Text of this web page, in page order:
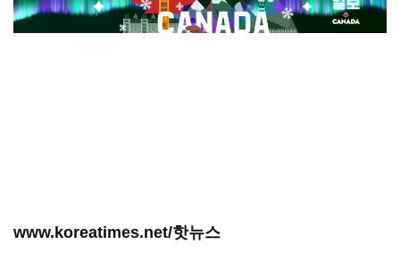
www.koreatimes.net/핫뉴스